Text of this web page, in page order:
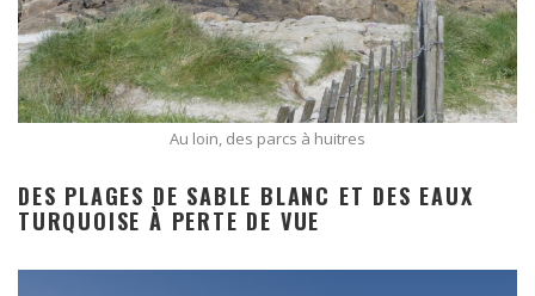
Au loin, des parcs à huitres
DES PLAGES DE SABLE BLANC ET DES EAUX
TURQUOISE À PERTE DE VUE